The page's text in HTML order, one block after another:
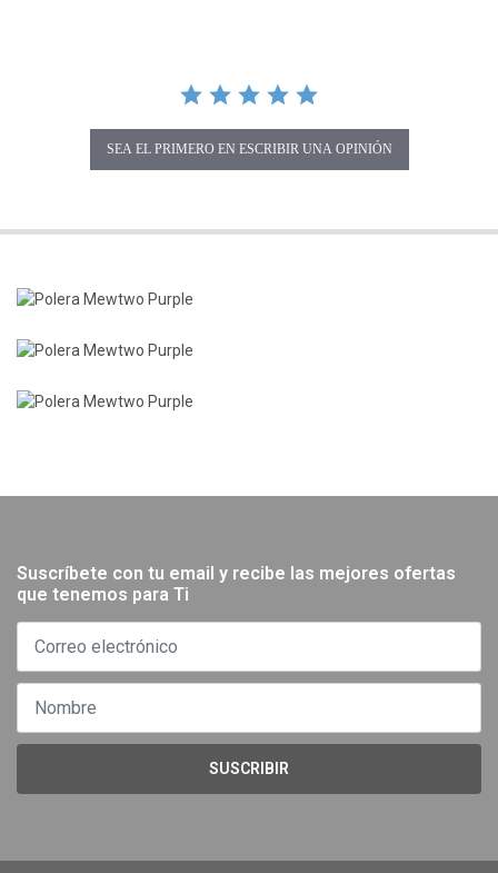
SEA EL PRIMERO EN ESCRIBIR UNA OPINIÓN
Suscríbete con tu email y recibe las mejores ofertas
que tenemos para Ti
SUSCRIBIR